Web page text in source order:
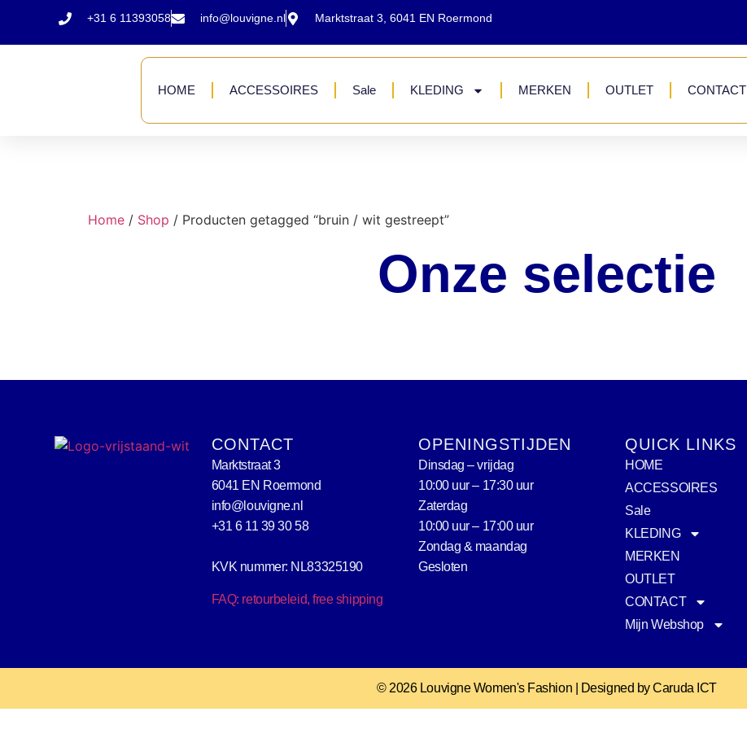
+31 6 11393058 info@louvigne.nl Marktstraat 3, 6041 EN Roermond
HOME ACCESSOIRES Sale KLEDING MERKEN OUTLET CONTACT
Home/ Shop / Producten getagged “bruin / wit gestreept”
Onze selectie
CONTACT
Marktstraat 3
6041 EN Roermond
info@louvigne.nl
+31 6 11 39 30 58
KVK nummer: NL83325190
FAQ: retourbeleid, free shipping
OPENINGSTIJDEN
Dinsdag – vrijdag
10:00 uur – 17:30 uur
Zaterdag
10:00 uur – 17:00 uur
Zondag & maandag
Gesloten
QUICK LINKS
HOME
ACCESSOIRES
Sale
KLEDING
MERKEN
OUTLET
CONTACT
Mijn Webshop
© 2026 Louvigne Women's Fashion | Designed by Caruda ICT